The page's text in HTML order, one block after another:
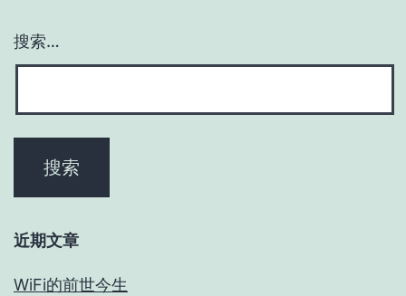
搜索…
近期文章
WiFi的前世今生